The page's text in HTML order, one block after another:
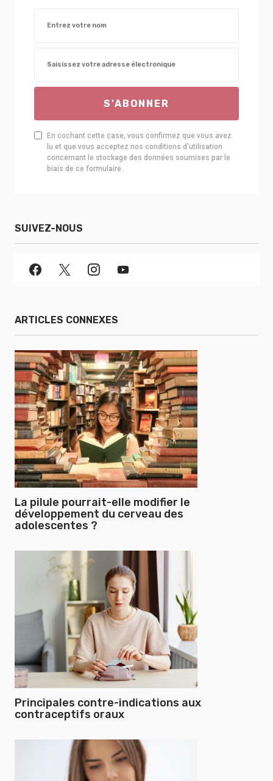
S'ABONNER
En cochant cette case, vous confirmez que vous avez
lu et que vous acceptez nos conditions d'utilisation
concernant le stockage des données soumises par le
biais de ce formulaire.
SUIVEZ-NOUS
ARTICLES CONNEXES
La pilule pourrait-elle modifier le
développement du cerveau des
adolescentes ?
Principales contre-indications aux
contraceptifs oraux